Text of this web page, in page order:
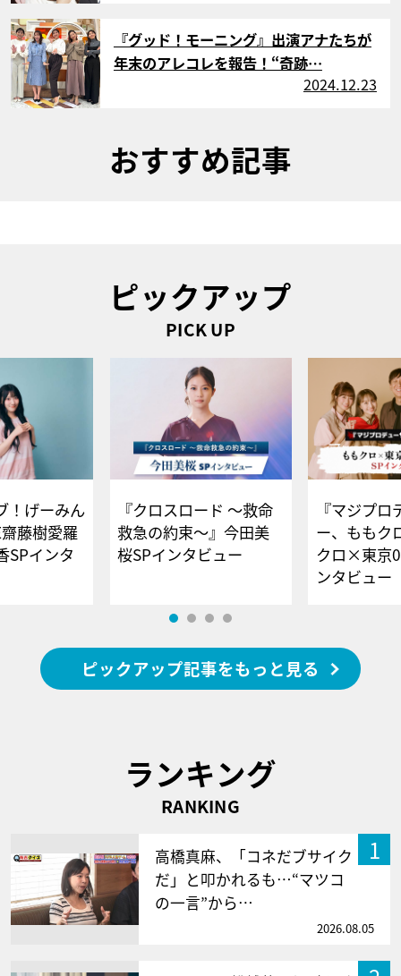
サムネイル
『グッド！モーニング』出演アナたちが
年末のアレコレを報告！“奇跡…
2024.12.23
おすすめ記事
ピックアップ
PICK UP
！げーみん
藤樹愛羅
SPインタ
『クロスロード ～救命
救急の約束～』今田美
桜SPインタビュー
『マジプロ
ー、ももク
クロ×東京
ンタビュー
ピックアップ記事をもっと見る
ランキング
RANKING
1
高橋真麻、「コネだブサイク
だ」と叩かれるも…“マツコ
の一言”から…
2026.08.05